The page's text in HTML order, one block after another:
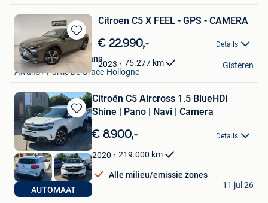
Bewaren
in
Mijn
Favorieten
Citroen C5 X FEEL - GPS - CAMERA
€ 22.990,- Details
2023 75.277 km
Peugeot Schyns Awans
Awans+ Partie De Grace-Hollogne
Gisteren
Bewaren
in
Mijn
Favorieten
AUTOMAAT
Citroën C5 Aircross 1.5 BlueHDi
Shine | Pano | Navi | Camera
€ 8.900,- Details
2020 219.000 km
Alle milieu/emissie zones
Onur Cars
Oostakker
11 jul 26